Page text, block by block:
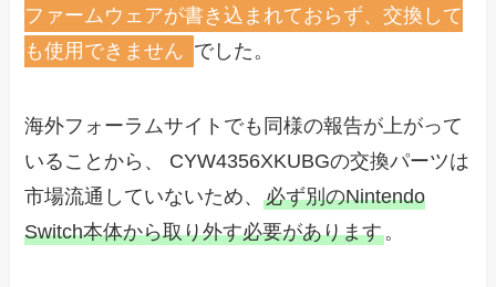
ファームウェアが書き込まれておらず、交換して
も使用できません でした。
海外フォーラムサイトでも同様の報告が上がって
いることから、 CYW4356XKUBGの交換パーツは
市場流通していないため、必ず別のNintendo
Switch本体から取り外す必要があります。